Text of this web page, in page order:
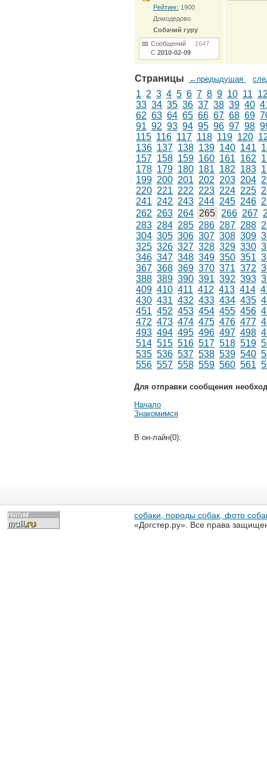
Рейтинг: 1900
Домодедово
Собачий гуру
Сообщений 1647
С 2010-02-09
Страницы ←предыдущая
1 2 3 4 5 6 7 8 9 10 11
33 34 35 36 37 38 39 40
62 63 64 65 66 67 68 69
91 92 93 94 95 96 97 98
115 116 117 118 119 120
136 137 138 139 140 141
157 158 159 160 161 162
178 179 180 181 182 183
199 200 201 202 203 204
220 221 222 223 224 225
241 242 243 244 245 246
262 263 264 265 266 267
283 284 285 286 287 288
304 305 306 307 308 309
325 326 327 328 329 330
346 347 348 349 350 351
367 368 369 370 371 372
388 389 390 391 392 393
409 410 411 412 413 414
430 431 432 433 434 435
451 452 453 454 455 456
472 473 474 475 476 477
493 494 495 496 497 498
514 515 516 517 518 519
535 536 537 538 539 540
556 557 558 559 560 561
Для отправки сообщения
Начало
Знакомимся
В он-лайн(0):
собаки, породы собак, фото
«Догстер.ру». Все права